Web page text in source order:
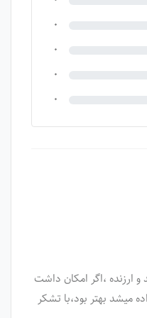
۰
۰
۰
۰
و ارزنده ،اگر امکان داشت
میشد بهتر بود،با تشکر